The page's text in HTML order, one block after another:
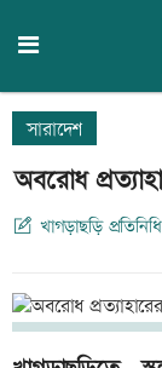
সারাদেশ
অবরোধ
খাগড়াছড়ি প্রতিনিধি